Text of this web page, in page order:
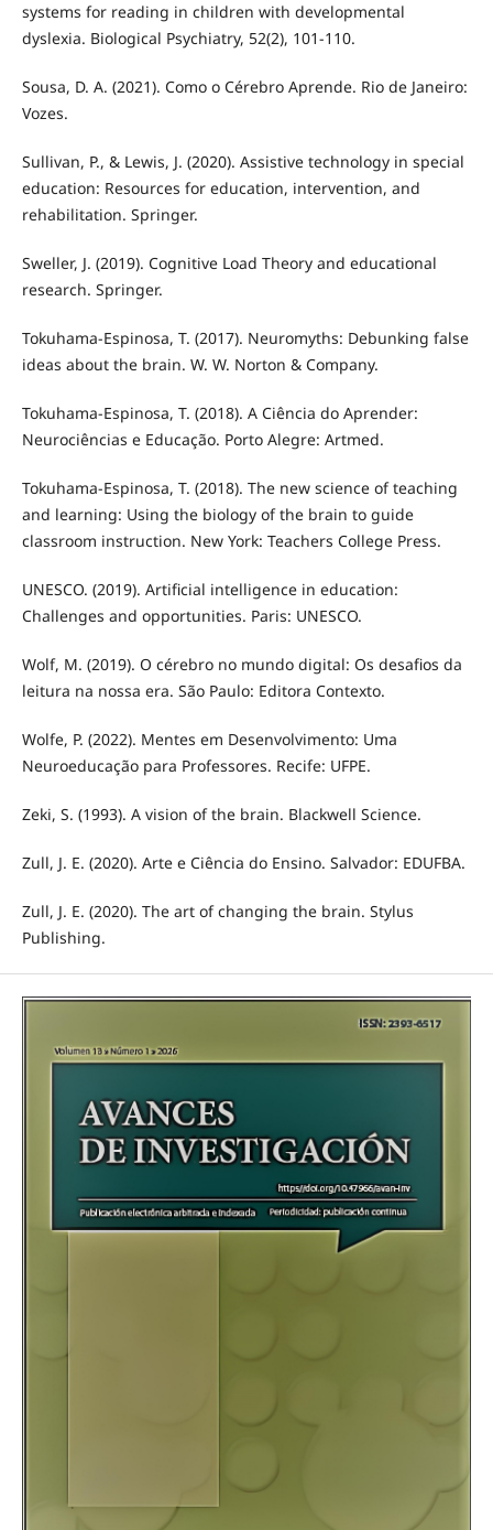
systems for reading in children with developmental
dyslexia. Biological Psychiatry, 52(2), 101-110.
Sousa, D. A. (2021). Como o Cérebro Aprende. Rio de Janeiro:
Vozes.
Sullivan, P., & Lewis, J. (2020). Assistive technology in special
education: Resources for education, intervention, and
rehabilitation. Springer.
Sweller, J. (2019). Cognitive Load Theory and educational
research. Springer.
Tokuhama-Espinosa, T. (2017). Neuromyths: Debunking false
ideas about the brain. W. W. Norton & Company.
Tokuhama-Espinosa, T. (2018). A Ciência do Aprender:
Neurociências e Educação. Porto Alegre: Artmed.
Tokuhama-Espinosa, T. (2018). The new science of teaching
and learning: Using the biology of the brain to guide
classroom instruction. New York: Teachers College Press.
UNESCO. (2019). Artificial intelligence in education:
Challenges and opportunities. Paris: UNESCO.
Wolf, M. (2019). O cérebro no mundo digital: Os desafios da
leitura na nossa era. São Paulo: Editora Contexto.
Wolfe, P. (2022). Mentes em Desenvolvimento: Uma
Neuroeducação para Professores. Recife: UFPE.
Zeki, S. (1993). A vision of the brain. Blackwell Science.
Zull, J. E. (2020). Arte e Ciência do Ensino. Salvador: EDUFBA.
Zull, J. E. (2020). The art of changing the brain. Stylus
Publishing.